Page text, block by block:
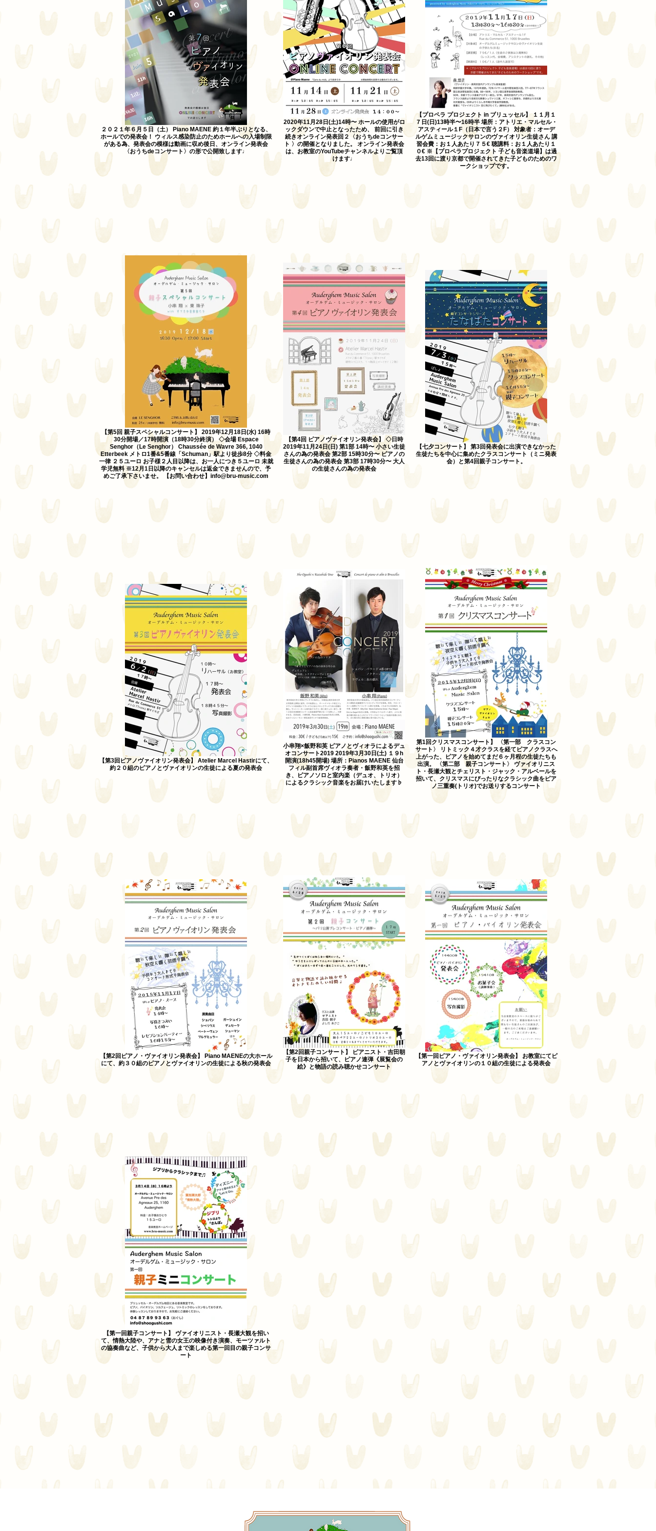
２０２１年６月５日（土） Piano MAENE 約１年半ぶりとなる、
ホールでの発表会！ ウィルス感染防止のためホールへの入場制限
がある為、発表会の模様は動画に収め後日、オンライン発表会
〈おうちdeコンサート〉の形で公開致します♩
2020年11月28日(土)14時〜 ホールの使用がロ
ックダウンで中止となったため、 前回に引き
続きオンライン発表回２〈おうちdeコンサー
ト 〉の開催となりました。 オンライン発表会
は、お教室のYouTubeチャンネルよりご覧頂
けます♩
【プロペラ プロジェクト in ブリュッセル】 １１月１
７日(日)13時半〜16時半 場所：アトリエ・マルセル・
アスティール１F（日本で言う２F） 対象者：オーデ
ルゲムミュージックサロンのヴァイオリン生徒さん 講
習会費：お１人あたり７５€ 聴講料：お１人あたり１
０€ ※【プロペラプロジェクト 子ども音楽道場】は過
去13回に渡り京都で開催されてきた子どものためのワ
ークショップです。
【第5回 親子スペシャルコンサート】 2019年12月18日(水) 16時
30分開場／17時開演（18時30分終演） ◇会場 Espace
Senghor（Le Senghor） Chaussée de Wavre 366, 1040
Etterbeek メトロ1番&5番線「Schuman」駅より徒歩8分 ◇料金
一律 ２５ユーロ お子様２人目以降は、お一人につき５ユーロ 未就
学児無料 ※12月1日以降のキャンセルは返金できませんので、予
めご了承下さいませ。 【お問い合わせ】info@bru-music.com
【第4回 ピアノヴァイオリン発表会】 ◇日時
2019年11月24日(日) 第1部 14時〜 小さい生徒
さんの為の発表会 第2部 15時30分〜 ピアノの
生徒さんの為の発表会 第3部 17時30分〜 大人
の生徒さんの為の発表会
【七夕コンサート】 第3回発表会に出演できなかった
生徒たちを中心に集めたクラスコンサート（ミニ発表
会）と第4回親子コンサート。
【第3回ピアノヴァイオリン発表会】 Atelier Marcel Hastirにて、
約２０組のピアノとヴァイオリンの生徒による夏の発表会
小串翔×飯野和英 ピアノとヴィオラによるデュ
オコンサート2019 2019年3月30日(土) １９h
開演(18h45開場) 場所：Pianos MAENE 仙台
フィル副首席ヴィオラ奏者・飯野和英を招
き、ピアノソロと室内楽（デュオ、トリオ）
によるクラシック音楽をお届けいたします♭
第1回クリスマスコンサート】 〈第一部 クラスコン
サート〉 リトミック４才クラスを経てピアノクラスへ
上がった、ピアノを始めてまだ６ヶ月程の生徒たちも
出演。 〈第二部 親子コンサート〉 ヴァイオリニス
ト・長瀬大観とチェリスト・ジャック・アルベールを
招いて、クリスマスにぴったりなクラシック曲をピア
ノ三重奏(トリオ)でお送りするコンサート
【第2回ピアノ・ヴァイオリン発表会】 Piano MAENEの大ホール
にて、約３０組のピアノとヴァイオリンの生徒による秋の発表会
【第2回親子コンサート】 ピアニスト・吉田朝
子を日本から招いて、ピアノ連弾《展覧会の
絵》と物語の読み聴かせコンサート
【第一回ピアノ・ヴァイオリン発表会】 お教室にてピ
アノとヴァイオリンの１０組の生徒による発表会
【第一回親子コンサート】 ヴァイオリニスト・長瀬大観を招い
て、情熱大陸や、アナと雪の女王の映像付き演奏、モーツァルト
の協奏曲など、子供から大人まで楽しめる第一回目の親子コンサ
ート